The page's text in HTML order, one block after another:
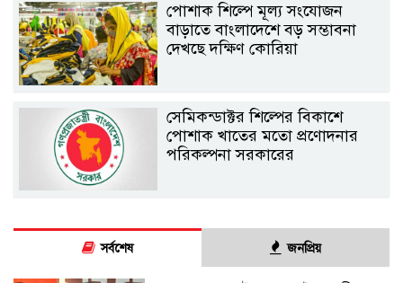
পোশাক শিল্পে মূল্য সংযোজন
বাড়াতে বাংলাদেশে বড় সম্ভাবনা
দেখছে দক্ষিণ কোরিয়া
সেমিকন্ডাক্টর শিল্পের বিকাশে
পোশাক খাতের মতো প্রণোদনার
পরিকল্পনা সরকারের
সর্বশেষ জনপ্রিয়